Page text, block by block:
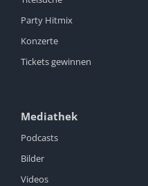
Party Hitmix
Konzerte
Tickets gewinnen
Mediathek
Podcasts
Bilder
Videos